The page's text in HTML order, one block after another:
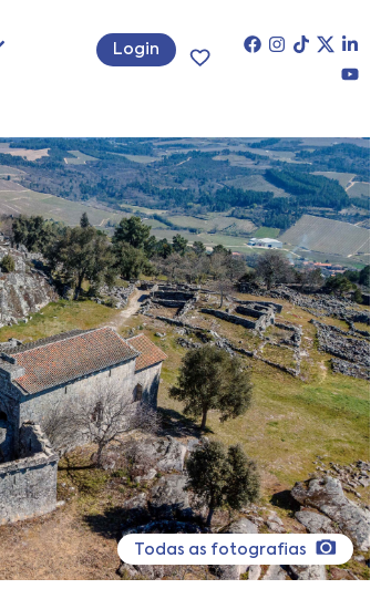
Login
Todas as fotografias